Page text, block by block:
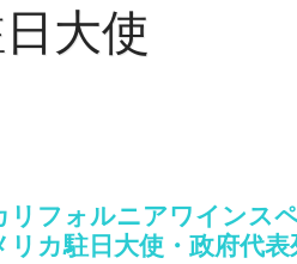
大使
リフォルニアワインス
リカ駐日大使・政府代表